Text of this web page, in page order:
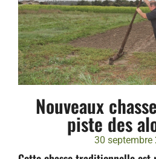
Nouveaux
piste des
30 septembre